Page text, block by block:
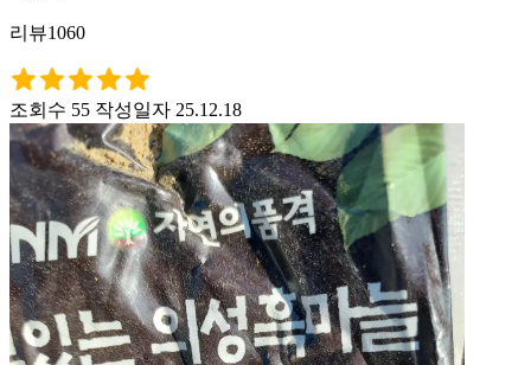
리뷰1060
조회수 55 작성일자 25.12.18